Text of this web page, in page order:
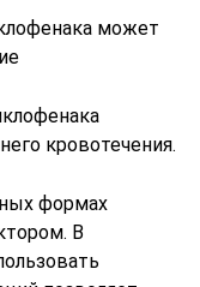
кровотечения.
формах
В